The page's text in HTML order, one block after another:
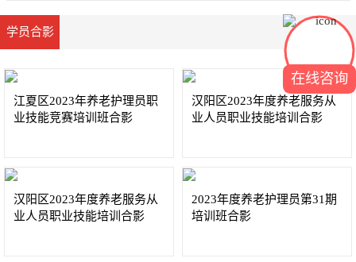
学员合影 >>更多
江夏区2023年养老护理员职
业技能竞赛培训班合影
汉阳区2023年度养老服务从
业人员职业技能培训合影
汉阳区2023年度养老服务从
业人员职业技能培训合影
2023年度养老护理员第31期
培训班合影
在线咨询